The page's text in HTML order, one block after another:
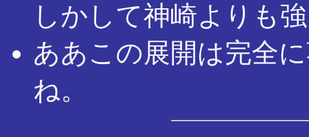
しかして神崎よりも
ああこの展開は完全
ね。